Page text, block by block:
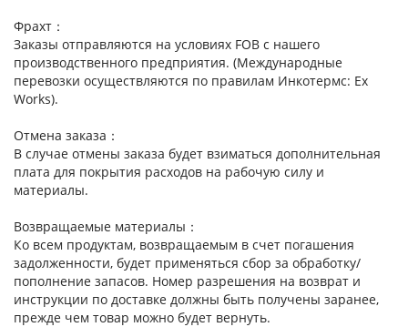
Фрахт：
Заказы отправляются на условиях FOB с нашего
производственного предприятия. (Международные
перевозки осуществляются по правилам Инкотермс: Ex
Works).
Отмена заказа：
В случае отмены заказа будет взиматься дополнительная
плата для покрытия расходов на рабочую силу и
материалы.
Возвращаемые материалы：
Ко всем продуктам, возвращаемым в счет погашения
задолженности, будет применяться сбор за обработку/
пополнение запасов. Номер разрешения на возврат и
инструкции по доставке должны быть получены заранее,
прежде чем товар можно будет вернуть.